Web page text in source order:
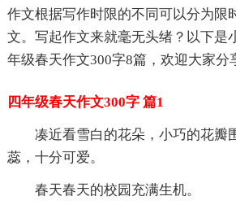
作文根据写作时限的不同可以分为限
文。写起作文来就毫无头绪？以下是
年级春天作文300字8篇，欢迎大家分
四年级春天作文300字 篇1
凑近看雪白的花朵，小巧的花瓣
蕊，十分可爱。
春天春天的校园充满生机。